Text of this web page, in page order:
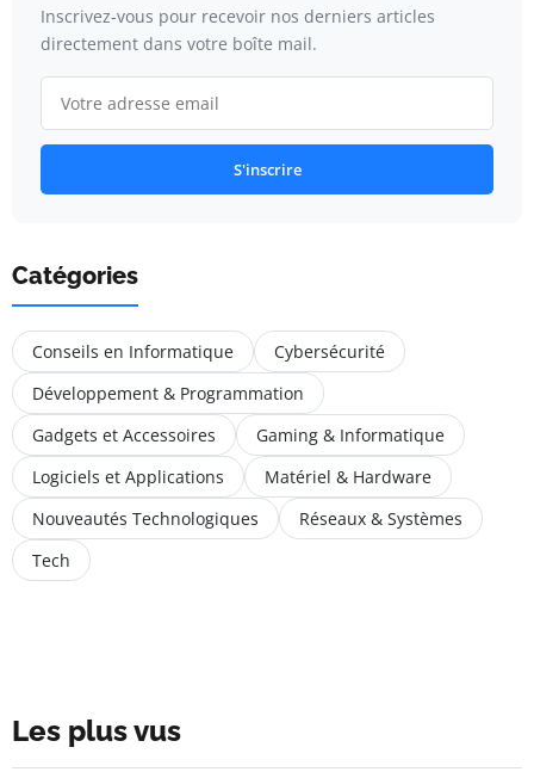
Inscrivez-vous pour recevoir nos derniers articles
directement dans votre boîte mail.
S'inscrire
Catégories
Conseils en Informatique
Cybersécurité
Développement & Programmation
Gadgets et Accessoires
Gaming & Informatique
Logiciels et Applications
Matériel & Hardware
Nouveautés Technologiques
Réseaux & Systèmes
Tech
Les plus vus